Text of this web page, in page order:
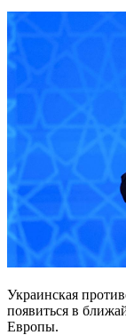
Украинская
появиться в
Европы.